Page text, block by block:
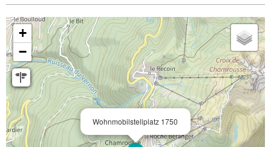
Wohnmobilstellplatz 1750
+
−